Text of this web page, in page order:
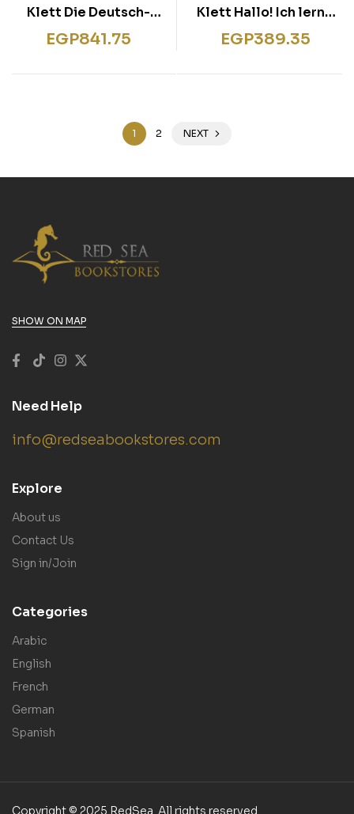
Klett Die Deutsch-
Helden Das große
EGP841.75
Klett Hallo! Ich lerne
schreiben
EGP389.35
1 2 NEXT
SHOW ON MAP
Need Help
info@redseabookstores.com
Explore
About us
Contact Us
Sign in/Join
Categories
Arabic
English
French
German
Spanish
Copyright © 2025 RedSea. All rights reserved.